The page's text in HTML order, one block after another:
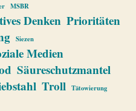
MSBR
Denken Prioritäten
Siezen
Medien
Säureschutzmantel
Troll Tätowierung